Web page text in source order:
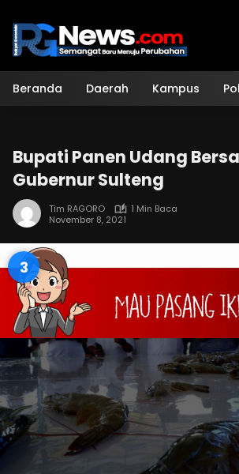
konten
Beranda Daerah Kampus
Bupati Panen Udang
Gubernur Sulteng
Tim RAGORO
1 Min Baca
November 8, 2021
3